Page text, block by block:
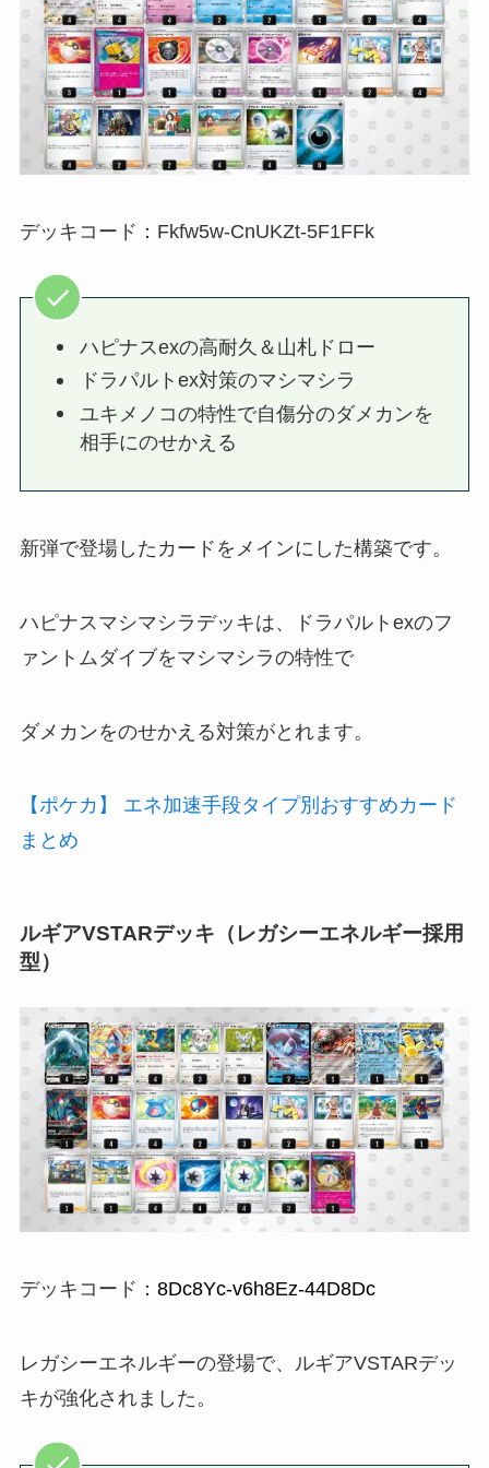
デッキコード：Fkfw5w-CnUKZt-5F1FFk
ハピナスexの高耐久＆山札ドロー
ドラパルトex対策のマシマシラ
ユキメノコの特性で自傷分のダメカンを
相手にのせかえる
新弾で登場したカードをメインにした構築です。
ハピナスマシマシラデッキは、ドラパルトexのフ
ァントムダイブをマシマシラの特性で
ダメカンをのせかえる対策がとれます。
【ポケカ】 エネ加速手段タイプ別おすすめカード
まとめ
ルギアVSTARデッキ（レガシーエネルギー採用
型）
デッキコード： 8Dc8Yc-v6h8Ez-44D8Dc
レガシーエネルギーの登場で、ルギアVSTARデッ
キが強化されました。